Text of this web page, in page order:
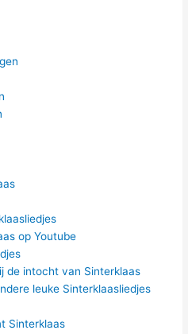
op Youtube
de intocht van Sinterklaas
leuke Sinterklaasliedjes
Sinterklaas